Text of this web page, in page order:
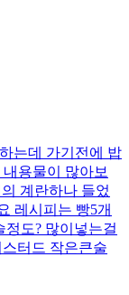
는데 가기전에 밥
용물이 많아보
계란하나 들었
레시피는 빵5개
도? 많이넣는걸
터드 작은큰술